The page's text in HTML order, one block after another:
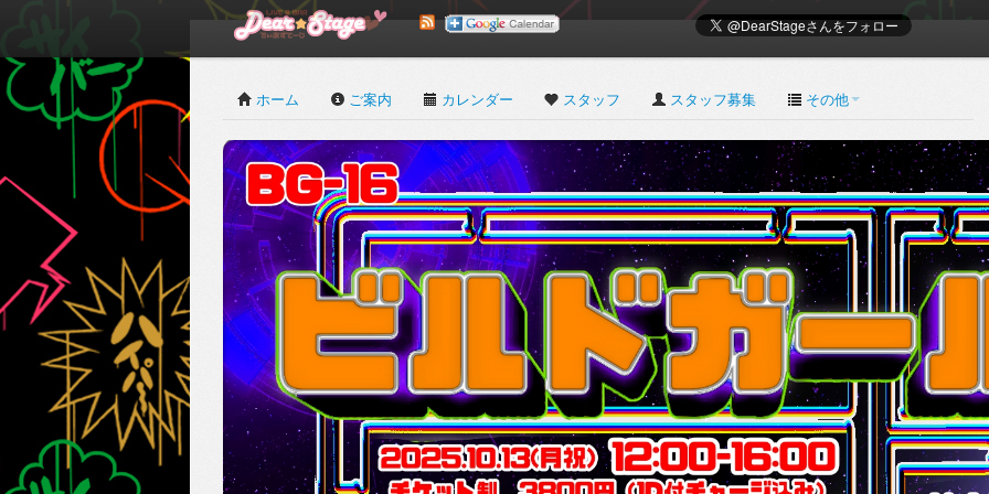
ホーム ご案内 カレンダー スタッフ スタッフ募集 その他